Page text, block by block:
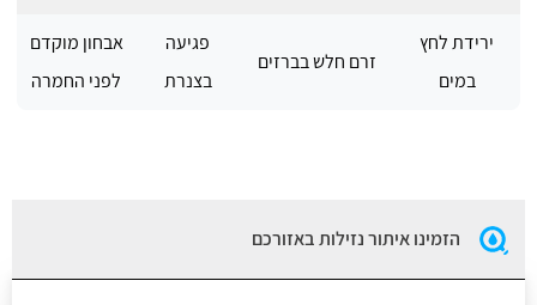
ירידת לחץ
במים
זרם חלש בברזים
פגיעה
בצנרת
אבחון מוקדם
לפני החמרה
הזמינו איתור נזילות באזורכם